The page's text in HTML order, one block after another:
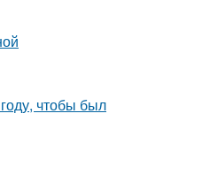
чтобы был